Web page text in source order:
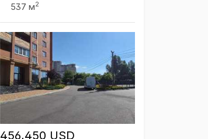
537 м2
456,450 USD